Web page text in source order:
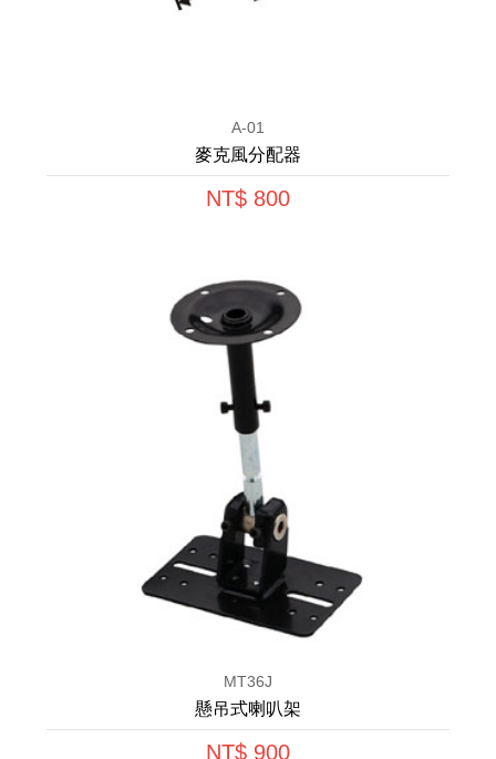
A-01
麥克風分配器
NT$ 800
MT36J
懸吊式喇叭架
NT$ 900